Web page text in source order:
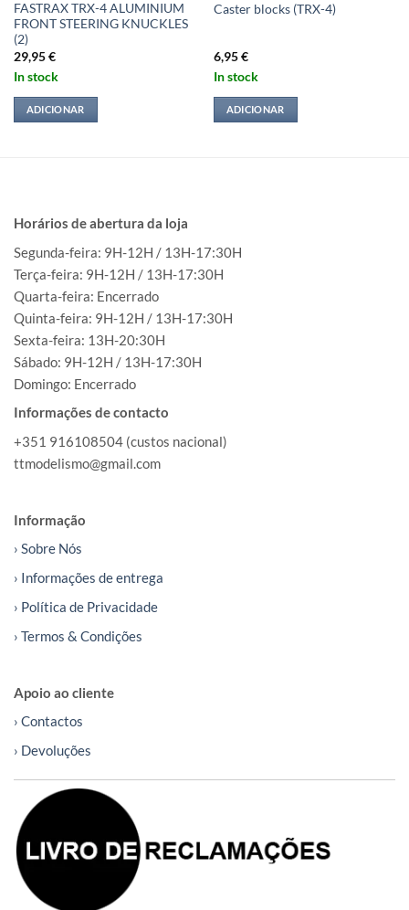
FASTRAX TRX-4 ALUMINIUM
FRONT STEERING KNUCKLES
(2)
29,95€
In stock
ADICIONAR
Caster blocks (TRX-4)
6,95€
In stock
ADICIONAR
Horários de abertura da loja
Segunda-feira: 9H-12H / 13H-17:30H
Terça-feira: 9H-12H / 13H-17:30H
Quarta-feira: Encerrado
Quinta-feira: 9H-12H / 13H-17:30H
Sexta-feira: 13H-20:30H
Sábado: 9H-12H / 13H-17:30H
Domingo: Encerrado
Informações de contacto
+351 916108504 (custos nacional)
ttmodelismo@gmail.com
Informação
› Sobre Nós
› Informações de entrega
› Política de Privacidade
› Termos & Condições
Apoio ao cliente
› Contactos
› Devoluções